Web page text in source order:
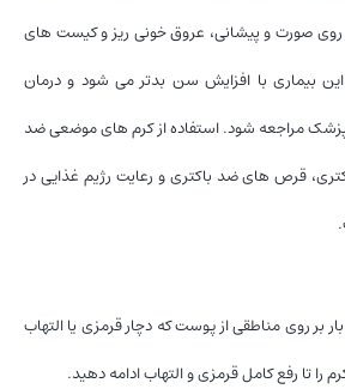
صورت و پیشانی، عروق خونی ریز و کیست های
بیماری با افزایش سن بدتر می شود و درمان
پزشک مراجعه شود. استفاده از کرم های موضعی ضد
قرص های ضد باکتری و رعایت رژیم غذایی در
کرم رزالیفت را روزانه ۲ تا ۳ بار بر روى مناطقی از پوست که دچار قرمزی یا التهاب
را تا رفع کامل قرمزی و التهاب ادامه دهید.